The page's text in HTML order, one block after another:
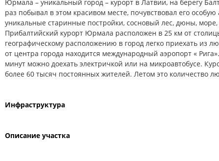
Юрмала – уникальный город – курорт в Латвии, на берегу
раз побывал в этом красивом месте, почувствовал его
уникальные старинные постройки, сосновый лес, дюны,
Прибалтийский курорт Юрмала расположен в 25 км от
географическому расположению в город легко приехать из
от центра города находится международный аэропорт «
минут можно доехать электричкой или на микроавтобусе.
более 60 тысяч постоянных жителей. Летом это количество
Инфраструктура
Описание участка